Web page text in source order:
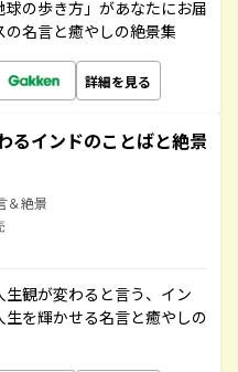
の歩き方」があなたにお届
名言と癒やしの絶景集
詳細を見る
るインドのことばと絶景
＆絶景
観が変わると言う、イン
を輝かせる名言と癒やしの